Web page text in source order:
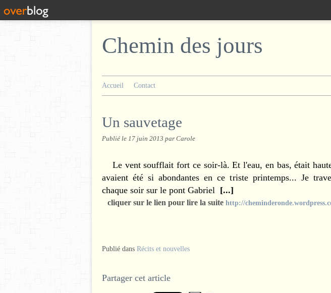
Chemin des jours
Accueil Contact
Un sauvetage
Publié le 17 juin 2013 par Carole
Le vent soufflait fort ce soir-là. Et l'eau, en bas, était
avaient été si abondantes en ce triste printemps... Je
chaque soir sur le pont Gabriel [...]
cliquer sur le lien pour lire la suite http://
Publié dans Récits et nouvelles
Partager cet article